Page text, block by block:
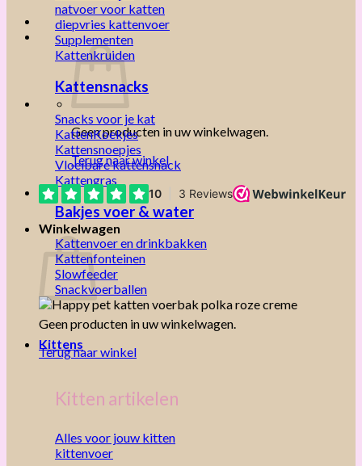
Geen producten in uw winkelwagen.
Terug naar winkel
Winkelwagen
Geen producten in uw winkelwagen.
Terug naar winkel
natvoer voor katten
diepvries kattenvoer
Supplementen
Kattenkruiden
Kattensnacks
Snacks voor je kat
KattenKoekjes
Kattensnoepjes
Vloeibare kattensnack
Kattengras
Bakjes voer & water
Kattenvoer en drinkbakken
Kattenfonteinen
Slowfeeder
Snackvoerballen
Kittens
Kitten artikelen
Alles voor jouw kitten
kittenvoer